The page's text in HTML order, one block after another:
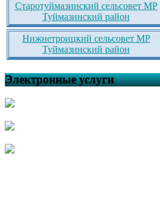
Старотуймазинский сельсовет МР
Туймазинский район
Нижнетроицкий сельсовет МР
Туймазинский район
Электронные услуги